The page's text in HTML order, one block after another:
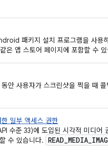
패키지 설치 프로그램을 사용
은 앱 스토어 페이지에 포함할 수 있
안 사용자가 스크린샷을 찍을 때
일부 액세스 권한
수준 33)에 도입된 시각적 미디어
수 있습니다.
READ_MEDIA_